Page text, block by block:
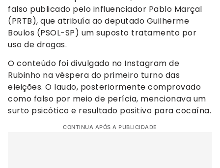
falso publicado pelo influenciador Pablo Marçal
(PRTB), que atribuía ao deputado Guilherme
Boulos (PSOL-SP) um suposto tratamento por
uso de drogas.
O conteúdo foi divulgado no Instagram de
Rubinho na véspera do primeiro turno das
eleições. O laudo, posteriormente comprovado
como falso por meio de perícia, mencionava um
surto psicótico e resultado positivo para cocaína.
CONTINUA APÓS A PUBLICIDADE